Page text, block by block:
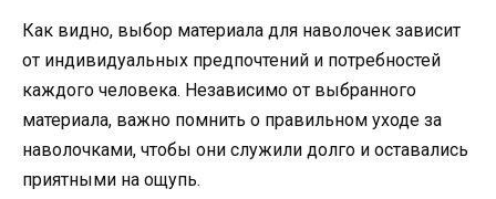
Как видно, выбор материала для наволочек зависит
от индивидуальных предпочтений и потребностей
каждого человека. Независимо от выбранного
материала, важно помнить о правильном уходе за
наволочками, чтобы они служили долго и оставались
приятными на ощупь.